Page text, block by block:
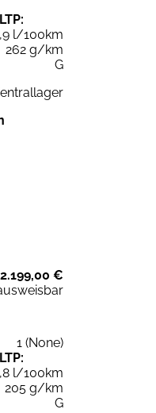
l/100km
262 g/km
G
€
1 (None)
l/100km
205 g/km
G